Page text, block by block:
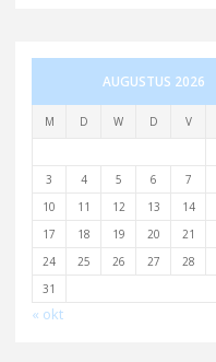
AUGUSTUS 2026
M D W D V
3
4 5 6 7
10
11 12 13 14
17
18 19 20 21
24
25 26 27 28
31
« okt